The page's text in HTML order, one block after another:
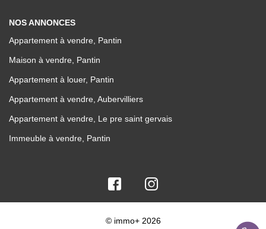
NOS ANNONCES
Appartement à vendre, Pantin
Maison à vendre, Pantin
Appartement à louer, Pantin
Appartement à vendre, Aubervilliers
Appartement à vendre, Le pre saint gervais
Immeuble à vendre, Pantin
© immo+ 2026